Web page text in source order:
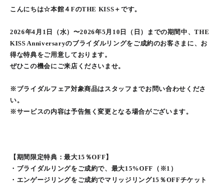
こんにちは☆本館４FのTHE KISS＋です。
2026年4月1日（水）〜2026年5月10日（日）までの期間中、THE
KISS Anniversaryのブライダルリングをご成約のお客さまに、お
得な特典をご用意しております。
ぜひこの機会にご来店くださいませ。
※ブライダルフェア対象商品はスタッフまでお問い合わせくださ
い。
※サービスの内容は予告無く変更となる場合がございます。
【期間限定特典：最大15％OFF】
・ブライダルリングをご成約で、最大15%OFF（※1）
・エンゲージリングをご成約でマリッジリング15％OFFチケット